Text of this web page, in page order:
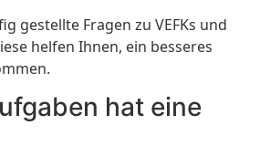
gestellte Fragen zu VEFKs und
helfen Ihnen, ein besseres
hat eine